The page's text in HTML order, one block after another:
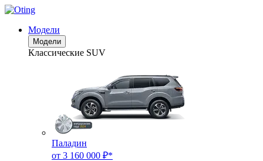
Модели
Модели
Классические SUV
Паладин
от 3 160 000 ₽*